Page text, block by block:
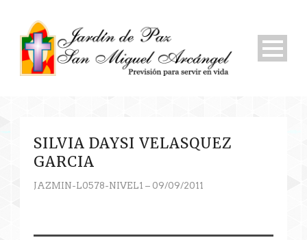
SILVIA DAYSI VELASQUEZ
GARCIA
JAZMIN-L0578-NIVEL1 – 09/09/2011